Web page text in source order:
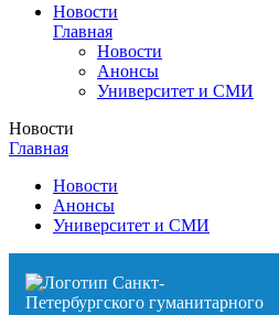
Новости
Главная
Новости
Анонсы
Университет и СМИ
Новости
Главная
Новости
Анонсы
Университет и СМИ